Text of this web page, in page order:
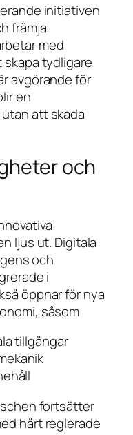
initiativen
främja
med
tydligare
avgörande för
en
att skada
och
ljus ut. Digitala
och
i
öppnar för nya
såsom
tillgångar
fortsätter
hårt reglerade